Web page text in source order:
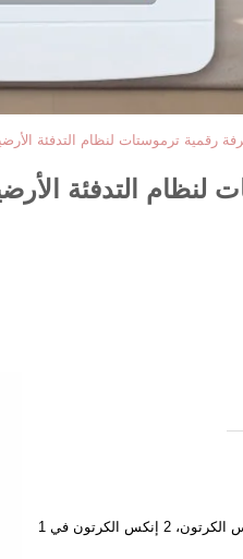
1 قطع في مربع اللون، 8 قطع في إينكس الكرتون، 2 إنكس الكرتون في 1